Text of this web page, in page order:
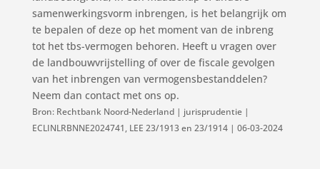
samenwerkingsvorm inbrengen, is het belangrijk om
te bepalen of deze op het moment van de inbreng
tot het tbs-vermogen behoren. Heeft u vragen over
de landbouwvrijstelling of over de fiscale gevolgen
van het inbrengen van vermogensbestanddelen?
Neem dan contact met ons op.
Bron: Rechtbank Noord-Nederland | jurisprudentie |
ECLINLRBNNE2024741, LEE 23/1913 en 23/1914 | 06-03-2024